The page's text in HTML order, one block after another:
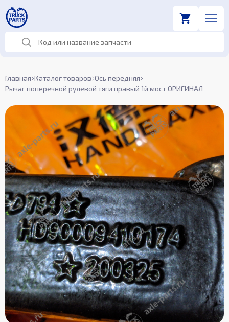
Главная Каталог товаров Ось передняя
Рычаг поперечной рулевой тяги правый 1й мост ОРИГИНАЛ